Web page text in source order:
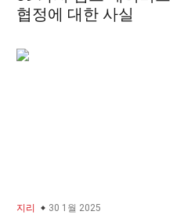
협정에 대한 사실
지리 30 1월 2025